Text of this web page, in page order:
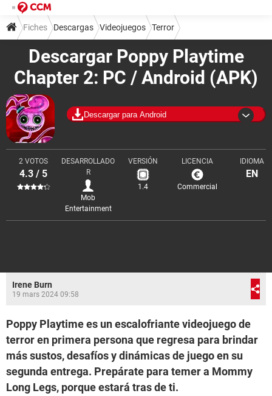
Descargar Poppy Playtime
Chapter 2: PC / Android (APK)
Descargar para Android
2 VOTOS
4.3 / 5
DESARROLLADO
R
Mob
Entertainment
VERSIÓN
1.4
LICENCIA
Commercial
IDIOMA
EN
Fiches Descargas Videojuegos Terror
Irene Burn
19 mars 2024 09:58
Poppy Playtime es un escalofriante videojuego de
terror en primera persona que regresa para brindar
más sustos, desafíos y dinámicas de juego en su
segunda entrega. Prepárate para temer a Mommy
Long Legs, porque estará tras de ti.